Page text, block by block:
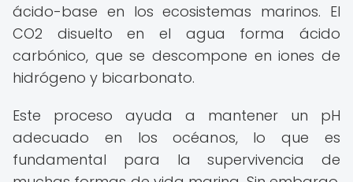
ácido-base en los ecosistemas marinos. El
CO2 disuelto en el agua forma ácido
carbónico, que se descompone en iones de
hidrógeno y bicarbonato.
Este proceso ayuda a mantener un pH
adecuado en los océanos, lo que es
fundamental para la supervivencia de